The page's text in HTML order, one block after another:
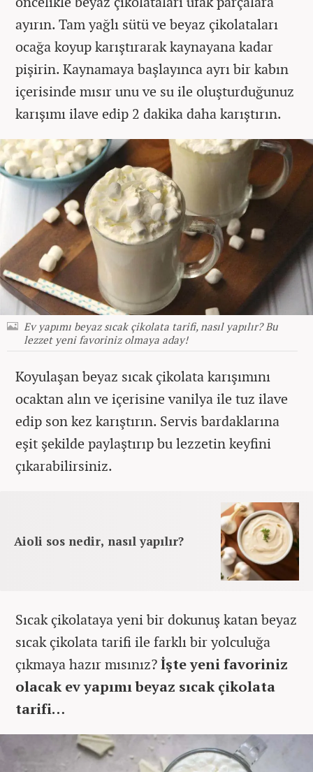
ayırın. Tam yağlı sütü ve beyaz çikolataları
ocağa koyup karıştırarak kaynayana kadar
pişirin. Kaynamaya başlayınca ayrı bir kabın
içerisinde mısır unu ve su ile oluşturduğunuz
karışımı ilave edip 2 dakika daha karıştırın.
Ev yapımı beyaz sıcak çikolata tarifi, nasıl yapılır? Bu
lezzet yeni favoriniz olmaya aday!
Koyulaşan beyaz sıcak çikolata karışımını
ocaktan alın ve içerisine vanilya ile tuz ilave
edip son kez karıştırın. Servis bardaklarına
eşit şekilde paylaştırıp bu lezzetin keyfini
çıkarabilirsiniz.
Aioli sos nedir, nasıl yapılır?
Sıcak çikolataya yeni bir dokunuş katan beyaz
sıcak çikolata tarifi ile farklı bir yolculuğa
çıkmaya hazır mısınız?İşte yeni favoriniz
olacak ev yapımı beyaz sıcak çikolata
tarifi…